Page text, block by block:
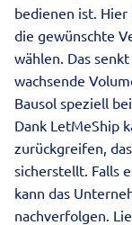
bedienen ist. Hier
die gewünschte
wählen. Das
wachsende
Bausol speziell
Dank LetMeShip
zurückgreifen,
sicherstellt. Falls
kann das
nachverfolgen.